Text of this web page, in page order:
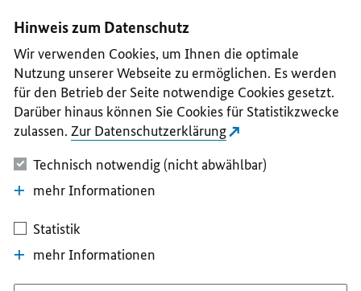
II
III
IV
V
Hinweis zum Datenschutz
Wir verwenden Cookies, um Ihnen die optimale
Nutzung unserer Webseite zu ermöglichen. Es werden
für den Betrieb der Seite notwendige Cookies gesetzt.
Darüber hinaus können Sie Cookies für Statistikzwecke
zulassen. Zur Datenschutzerklärung
Technisch notwendig (nicht abwählbar)
mehr Informationen
Statistik
mehr Informationen